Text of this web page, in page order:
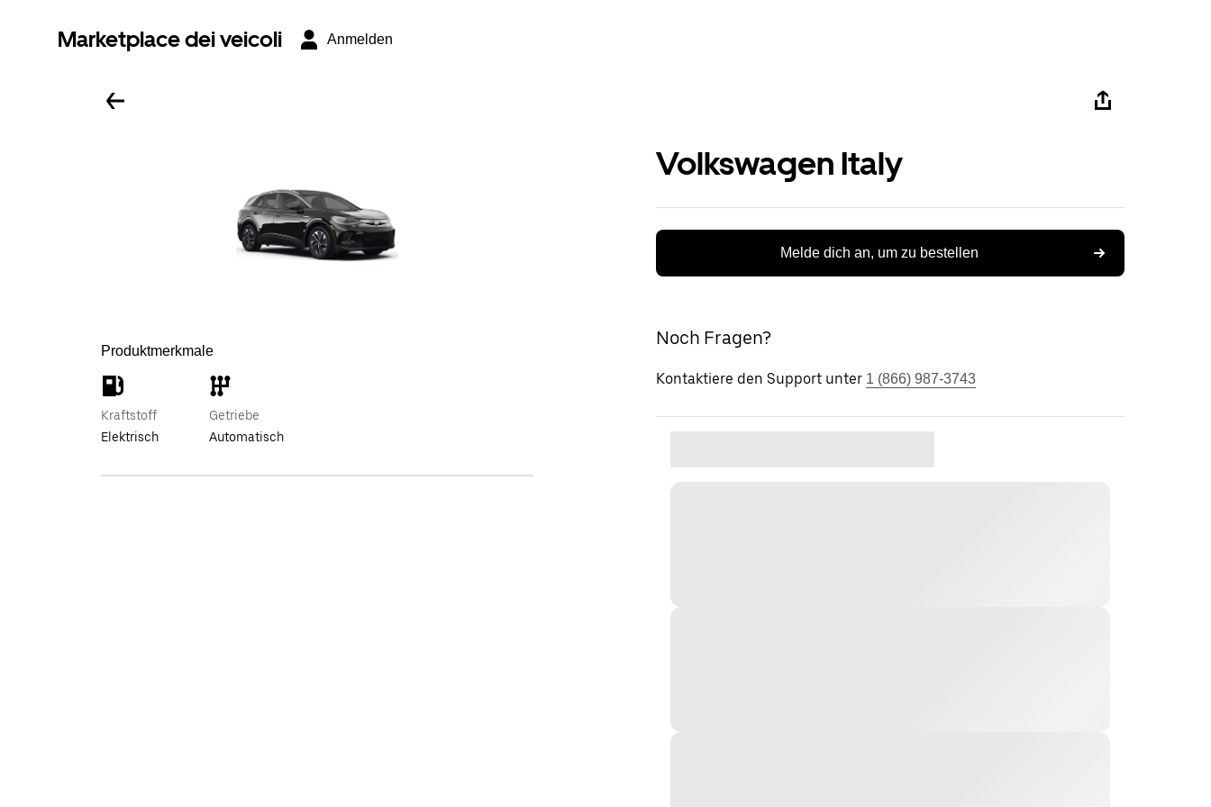
Marketplace dei veicoli Anmelden
Produktmerkmale
Kraftstoff
Elektrisch
Getriebe
Automatisch
Volkswagen Italy
Melde dich an, um zu bestellen
Noch Fragen?
Kontaktiere den Support unter 1 (866) 987-3743